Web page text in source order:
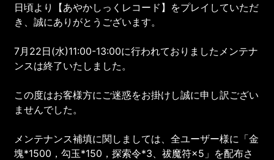
日頃より【あやかしっくレコード】をプレイしていただ
き、誠にありがとうございます。
7月22日(水)11:00-13:00に行われておりましたメンテナ
ンスは終了いたしました。
この度はお客様方にご迷惑をお掛けし誠に申し訳ござい
ませんでした。
メンテナンス補填に関しましては、全ユーザー様に「金
塊*1500，勾玉*150，探索令*3、祓魔符×5」を配布さ